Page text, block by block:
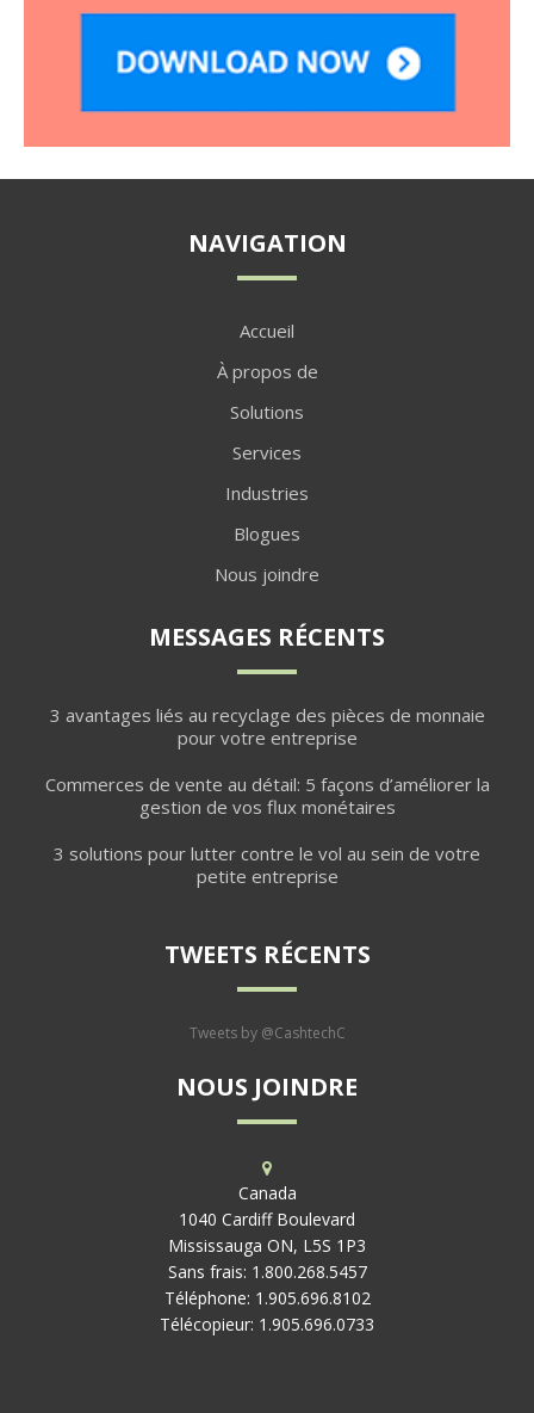
NAVIGATION
Accueil
À propos de
Solutions
Services
Industries
Blogues
Nous joindre
MESSAGES RÉCENTS
3 avantages liés au recyclage des pièces de monnaie
pour votre entreprise
Commerces de vente au détail: 5 façons d’améliorer la
gestion de vos flux monétaires
3 solutions pour lutter contre le vol au sein de votre
petite entreprise
TWEETS RÉCENTS
Tweets by @CashtechC
NOUS JOINDRE
Canada
1040 Cardiff Boulevard
Mississauga ON, L5S 1P3
Sans frais: 1.800.268.5457
Téléphone: 1.905.696.8102
Télécopieur: 1.905.696.0733